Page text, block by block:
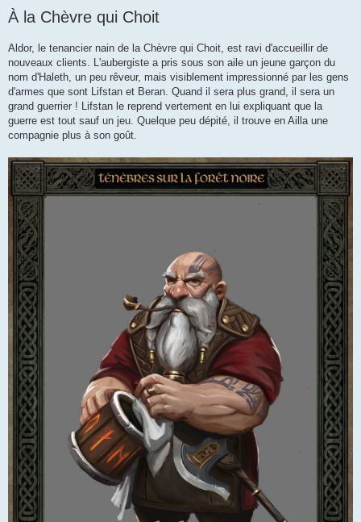
À la Chèvre qui Choit
Aldor, le tenancier nain de la Chèvre qui Choit, est ravi d'accueillir de
nouveaux clients. L'aubergiste a pris sous son aile un jeune garçon du
nom d'Haleth, un peu rêveur, mais visiblement impressionné par les gens
d'armes que sont Lifstan et Beran. Quand il sera plus grand, il sera un
grand guerrier ! Lifstan le reprend vertement en lui expliquant que la
guerre est tout sauf un jeu. Quelque peu dépité, il trouve en Ailla une
compagnie plus à son goût.